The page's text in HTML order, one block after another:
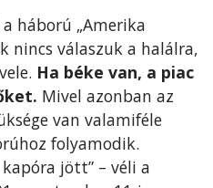
háború „Amerika
nincs válaszuk a halálra,
Ha béke van, a piac
Mivel azonban az
van valamiféle
folyamodik.
jött” – véli a